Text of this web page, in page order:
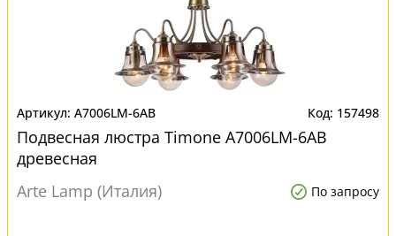
A7006LM-6AB 157498
Подвесная люстра Timone A7006LM-6AB
древесная
Arte Lamp (Италия)
По запросу